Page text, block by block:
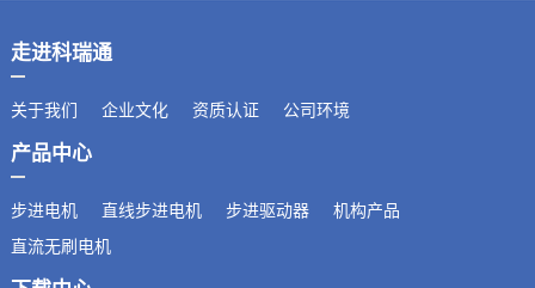
走进科瑞通
关于我们 企业文化 资质认证 公司环境
产品中心
步进电机 直线步进电机 步进驱动器
机构产品
直流无刷电机